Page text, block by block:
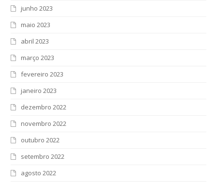
junho 2023
maio 2023
abril 2023
março 2023
fevereiro 2023
janeiro 2023
dezembro 2022
novembro 2022
outubro 2022
setembro 2022
agosto 2022